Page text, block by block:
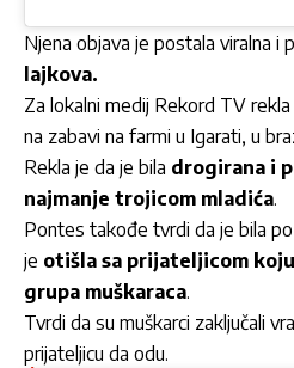
Njena objava je postala viralna i
lajkova.
Za lokalni medij Rekord TV
na zabavi na farmi u Igarati, u
Rekla je da je bila drogirana i
najmanje trojicom mladića.
Pontes takođe tvrdi da je bila
je otišla sa prijateljicom
grupa muškaraca.
Tvrdi da su muškarci zaključali
prijateljicu da odu.